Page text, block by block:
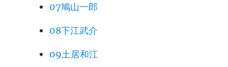
07鳩山一郎
08下江武介
09土居和江